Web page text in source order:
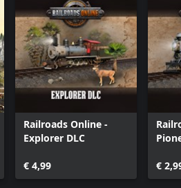
Railroads Online -
Explorer DLC
€ 4,99 €